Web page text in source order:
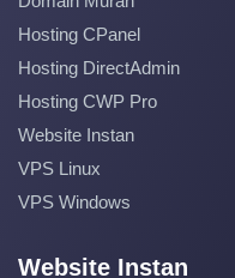
Hosting CPanel
Hosting DirectAdmin
Hosting CWP Pro
Website Instan
VPS Linux
VPS Windows
Website Instan